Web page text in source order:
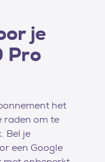
je
Pro
het
raden om te
Bel je
een Google